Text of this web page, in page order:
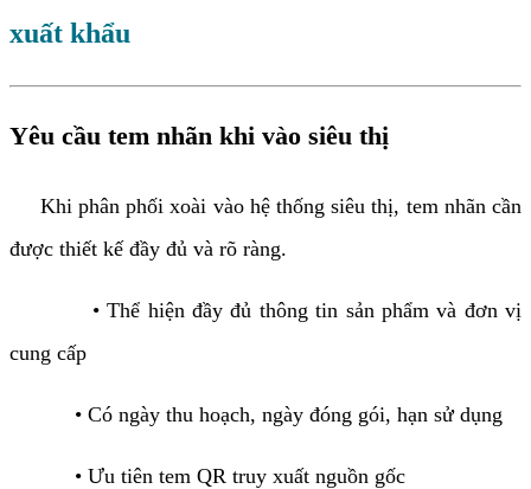
xuất khẩu
Yêu cầu tem nhãn khi vào siêu thị
Khi phân phối xoài vào hệ thống siêu thị, tem nhãn cần
được thiết kế đầy đủ và rõ ràng.
• Thể hiện đầy đủ thông tin sản phẩm và đơn vị
cung cấp
• Có ngày thu hoạch, ngày đóng gói, hạn sử dụng
• Ưu tiên tem QR truy xuất nguồn gốc